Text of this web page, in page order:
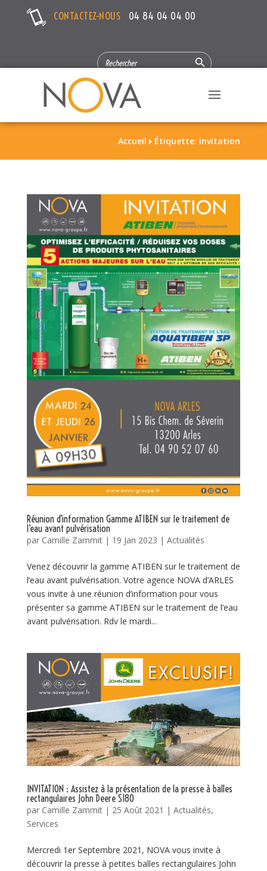
CONTACTEZ-NOUS 04 84 04 04 00
SEARCH
FOR:
Search Button
Accueil  Étiquette: invitation
Réunion d’information Gamme ATIBEN sur le traitement de
l’eau avant pulvérisation
par Camille Zammit| 19 Jan 2023 | Actualités
Venez découvrir la gamme ATIBEN sur le traitement de
l’eau avant pulvérisation. Votre agence NOVA d’ARLES
vous invite à une réunion d’information pour vous
présenter sa gamme ATIBEN sur le traitement de l’eau
avant pulvérisation. Rdv le mardi...
INVITATION : Assistez à la présentation de la presse à balles
rectangulaires John Deere S180
par Camille Zammit| 25 Août 2021 | Actualités,
Services
Mercredi 1er Septembre 2021, NOVA vous invite à
découvrir la presse à petites balles rectangulaires John